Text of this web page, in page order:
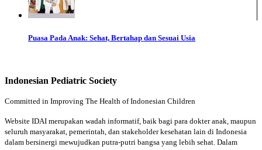
Puasa Pada Anak: Sehat, Bertahap dan Sesuai Usia
Indonesian Pediatric Society
Committed in Improving The Health of Indonesian Children
Website IDAI merupakan wadah informatif, baik bagi para dokter anak, maupun
seluruh masyarakat, pemerintah, dan stakeholder kesehatan lain di Indonesia
dalam bersinergi mewujudkan putra-putri bangsa yang lebih sehat. Dalam